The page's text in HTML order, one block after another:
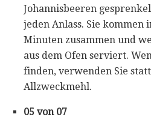
Johannisbeeren
jeden Anlass. Sie kommen
Minuten zusammen und
aus dem Ofen serviert.
finden, verwenden Sie
Allzweckmehl.
05 von 07